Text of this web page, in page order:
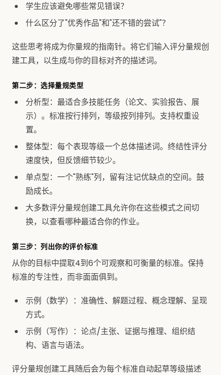
学生应该避免哪些常见错误？
什么区分了"优秀作品"和"还不错的尝试"？
这些思考将成为你量规的指南针。将它们输入评分量规创
建工具，以生成与你的目标对齐的描述词。
第二步：选择量规类型
分析型：最适合多技能任务（论文、实验报告、展
示）。标准按行排列，等级按列排列。支持权重设
置。
整体型：每个表现等级一个总体描述词。终结性评分
速度快，但反馈细节较少。
单点型：一个"熟练"列，留有注记优缺点的空间。鼓
励成长。
大多数评分量规创建工具允许你在这些模式之间切
换，以查看哪种最适合你的作业。
第三步：列出你的评价标准
从你的目标中提取4到6个可观察和可衡量的标准。保持
标准的专注性，而非面面俱到。
示例（数学）：准确性、解题过程、概念理解、呈现
方式。
示例（写作）：论点/主张、证据与推理、组织结
构、语言与语法。
评分量规创建工具随后会为每个标准自动起草等级描述